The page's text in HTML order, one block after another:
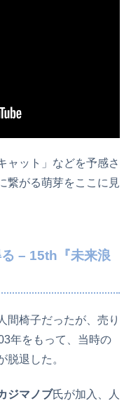
ャット」などを予感さ
繋がる萌芽をここに見
– 15th『未来浪
間椅子だったが、売り
年をもって、当時の
脱退した。
ジマノブ氏が加入、人